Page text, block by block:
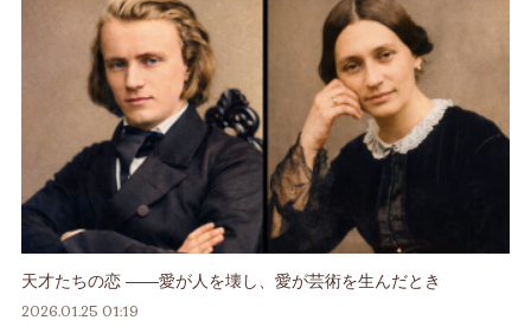
天才たちの恋 ――愛が人を壊し、愛が芸術を生んだとき
2026.01.25 01:19